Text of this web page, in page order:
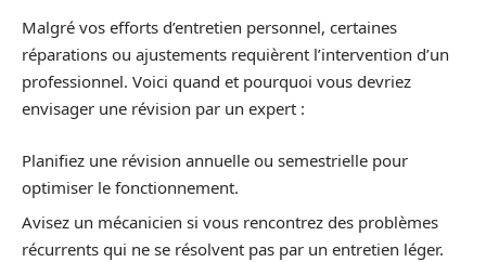
Malgré vos efforts d’entretien personnel, certaines
réparations ou ajustements requièrent l’intervention d’un
professionnel. Voici quand et pourquoi vous devriez
envisager une révision par un expert :
Planifiez une révision annuelle ou semestrielle pour
optimiser le fonctionnement.
Avisez un mécanicien si vous rencontrez des problèmes
récurrents qui ne se résolvent pas par un entretien léger.